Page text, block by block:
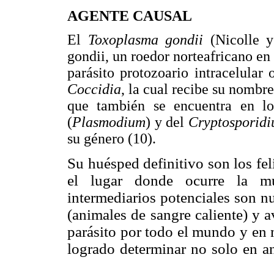
AGENTE CAUSAL
El Toxoplasma gondii (Nicolle
gondii, un roedor norteafricano
parásito protozoario
Coccidia, la cual recibe su
que también se encuentra en
(Plasmodium) y del
su género (10).
Su huésped definitivo son los
el lugar donde ocurre la
intermediarios potenciales son
(animales de sangre caliente) y
parásito por todo el mundo y en
logrado determinar no solo en